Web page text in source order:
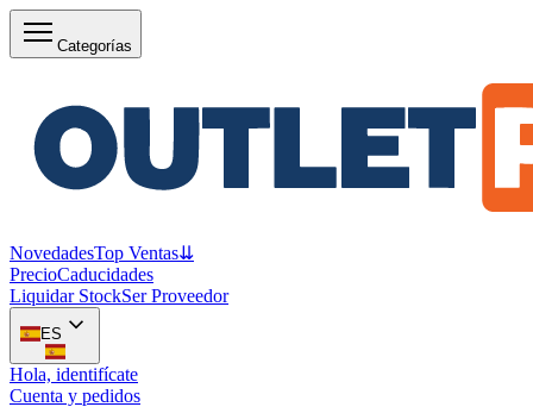
Categorías
NovedadesTop Ventas⇊
PrecioCaducidades
Liquidar StockSer Proveedor
ES
Hola, identifícate
Cuenta y pedidos